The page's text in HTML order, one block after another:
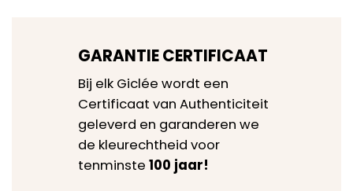
GARANTIE CERTIFICAAT
Bij elk Giclée wordt een
Certificaat van Authenticiteit
geleverd en garanderen we
de kleurechtheid voor
tenminste 100 jaar!